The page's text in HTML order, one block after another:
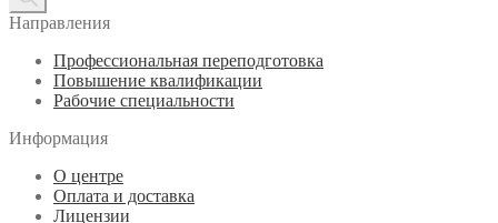
Направления
Профессиональная переподготовка
Повышение квалификации
Рабочие специальности
Информация
О центре
Оплата и доставка
Лицензии